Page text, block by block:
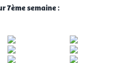
7ème semaine :